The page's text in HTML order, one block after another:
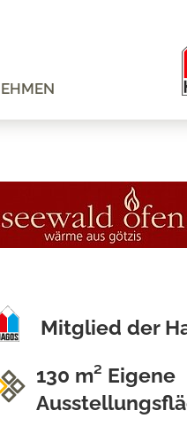
Mitglied der
130 m² Eigene